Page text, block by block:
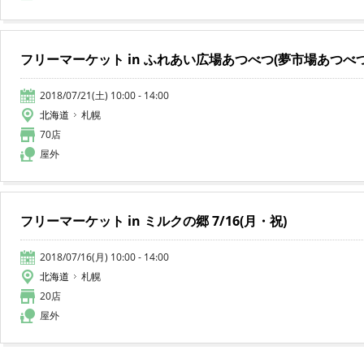
フリーマーケット in ふれあい広場あつべつ(夢市場あつべ
2018/07/21(土) 10:00 - 14:00
北海道
札幌
70店
屋外
フリーマーケット in ミルクの郷 7/16(月・祝)
2018/07/16(月) 10:00 - 14:00
北海道
札幌
20店
屋外